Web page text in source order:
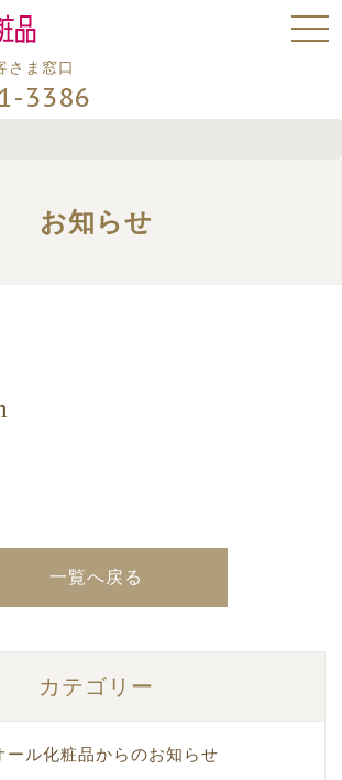
さま窓口
3386
お知らせ
一覧へ戻る
カテゴリー
ール化粧品からのお知らせ